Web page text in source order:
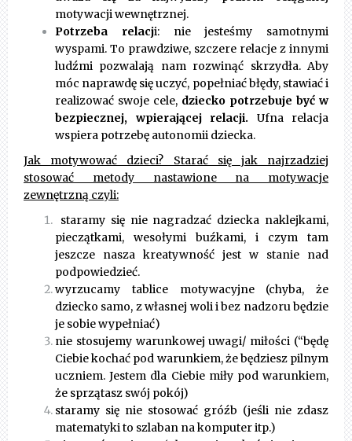
motywacji wewnętrznej.
Potrzeba relacji: nie jesteśmy samotnymi
wyspami. To prawdziwe, szczere relacje z innymi
ludźmi pozwalają nam rozwinąć skrzydła. Aby
móc naprawdę się uczyć, popełniać błędy, stawiać i
realizować swoje cele, dziecko potrzebuje być w
bezpiecznej, wpierającej relacji. Ufna relacja
wspiera potrzebę autonomii dziecka.
Jak motywować dzieci? Starać się jak najrzadziej
stosować metody nastawione na motywacje
zewnętrzną czyli:
staramy się nie nagradzać dziecka naklejkami,
pieczątkami, wesołymi buźkami, i czym tam
jeszcze nasza kreatywność jest w stanie nad
podpowiedzieć.
wyrzucamy tablice motywacyjne (chyba, że
dziecko samo, z własnej woli i bez nadzoru będzie
je sobie wypełniać)
nie stosujemy warunkowej uwagi/ miłości (“będę
Ciebie kochać pod warunkiem, że będziesz pilnym
uczniem. Jestem dla Ciebie miły pod warunkiem,
że sprzątasz swój pokój)
staramy się nie stosować gróźb (jeśli nie zdasz
matematyki to szlaban na komputer itp.)